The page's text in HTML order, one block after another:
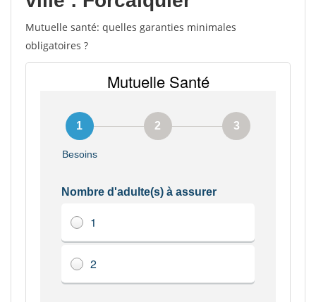
Mutuelle santé: quelles garanties minimales
obligatoires ?